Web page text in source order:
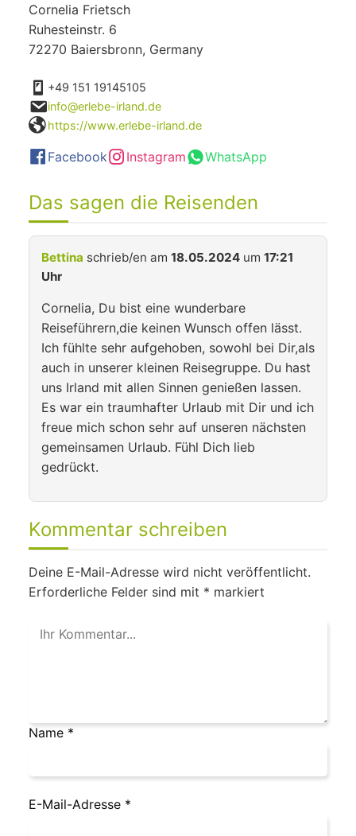
Cornelia Frietsch
Ruhesteinstr. 6
72270 Baiersbronn, Germany
+49 151 19145105
info@erlebe-irland.de
https://www.erlebe-irland.de
Facebook Instagram WhatsApp
Das sagen die Reisenden
Bettina schrieb/en am 18.05.2024 um 17:21
Uhr
Cornelia, Du bist eine wunderbare
Reiseführern,die keinen Wunsch offen lässt.
Ich fühlte sehr aufgehoben, sowohl bei Dir,als
auch in unserer kleinen Reisegruppe. Du hast
uns Irland mit allen Sinnen genießen lassen.
Es war ein traumhafter Urlaub mit Dir und ich
freue mich schon sehr auf unseren nächsten
gemeinsamen Urlaub. Fühl Dich lieb
gedrückt.
Kommentar schreiben
Deine E-Mail-Adresse wird nicht veröffentlicht.
Erforderliche Felder sind mit * markiert
Name *
E-Mail-Adresse *